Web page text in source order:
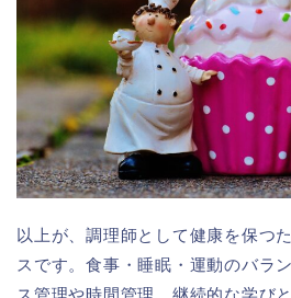
以上が、調理師として健康を保つ
スです。食事・睡眠・運動のバラ
ス管理や時間管理、継続的な学び